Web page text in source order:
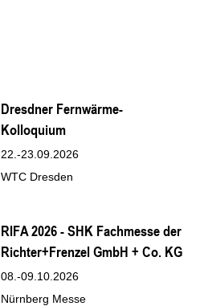
Dresdner Fernwärme-
Kolloquium
22.-23.09.2026
WTC Dresden
RIFA 2026 - SHK Fachmesse der
Richter+Frenzel GmbH + Co. KG
08.-09.10.2026
Nürnberg Messe